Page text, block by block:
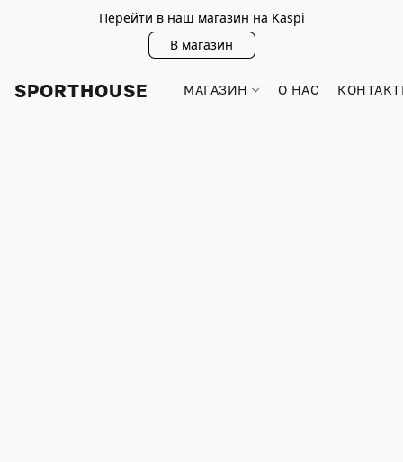
Перейти в наш магазин на Kaspi
В магазин
SPORTHOUSE МАГАЗИН О НАС